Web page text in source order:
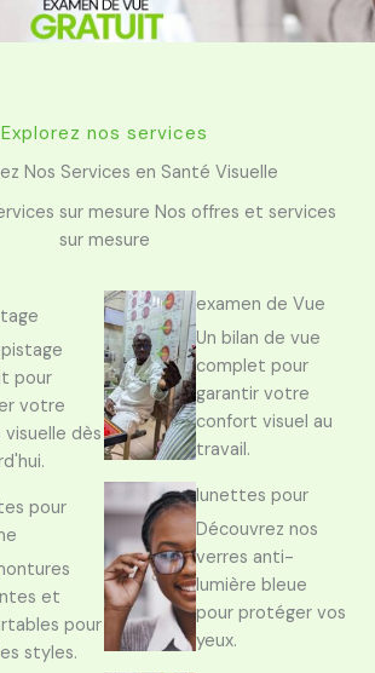
Explorez nos services
Nos Services en Santé Visuelle
sur mesure Nos offres et services
sur mesure
pour
votre
dès
pour
et
pour
styles.
examen de Vue
Un bilan de vue
complet pour
garantir votre
confort visuel au
travail.
lunettes pour
Découvrez nos
verres anti-
lumière bleue
pour protéger vos
yeux.